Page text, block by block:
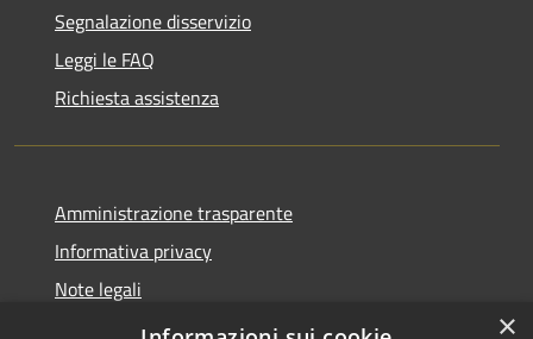
Segnalazione disservizio
Leggi le FAQ
Richiesta assistenza
Amministrazione trasparente
Informativa privacy
Note legali
Dichiarazione di accessibilità
×